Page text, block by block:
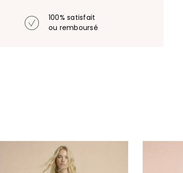
100% satisfait
ou remboursé